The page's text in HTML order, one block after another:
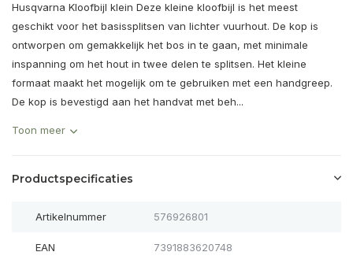
Husqvarna Kloofbijl klein Deze kleine kloofbijl is het meest
geschikt voor het basissplitsen van lichter vuurhout. De kop is
ontworpen om gemakkelijk het bos in te gaan, met minimale
inspanning om het hout in twee delen te splitsen. Het kleine
formaat maakt het mogelijk om te gebruiken met een handgreep.
De kop is bevestigd aan het handvat met beh...
Toon meer
Productspecificaties
Artikelnummer 576926801
EAN 7391883620748